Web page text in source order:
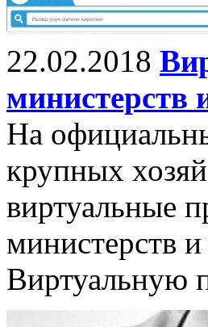
22.02.2018
министерств
На
крупных
виртуальные
министерств
Виртуальную